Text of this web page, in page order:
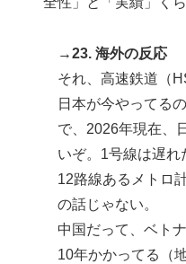
→23. 海外の反応
それ、高速鉄道（
日本が今やってる
で、2026年現在、
いぞ。1号線は遅れ
12路線あるメトロ
の話じゃない。
中国だって、ベト
10年かかってる（